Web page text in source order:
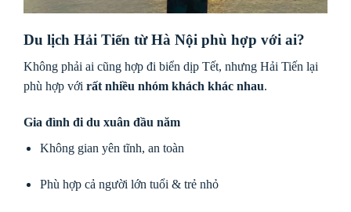
Du lịch Hải Tiến từ Hà Nội phù hợp với ai?
Không phải ai cũng hợp đi biển dịp Tết, nhưng Hải Tiến lại
phù hợp với rất nhiều nhóm khách khác nhau.
Gia đình đi du xuân đầu năm
Không gian yên tĩnh, an toàn
Phù hợp cả người lớn tuổi & trẻ nhỏ